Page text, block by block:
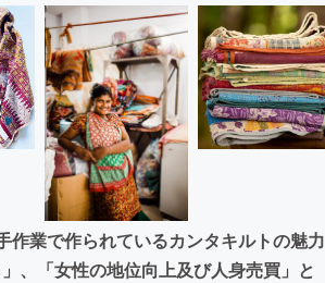
業で作られているカンタキルトの魅力
、「女性の地位向上及び人身売買」と